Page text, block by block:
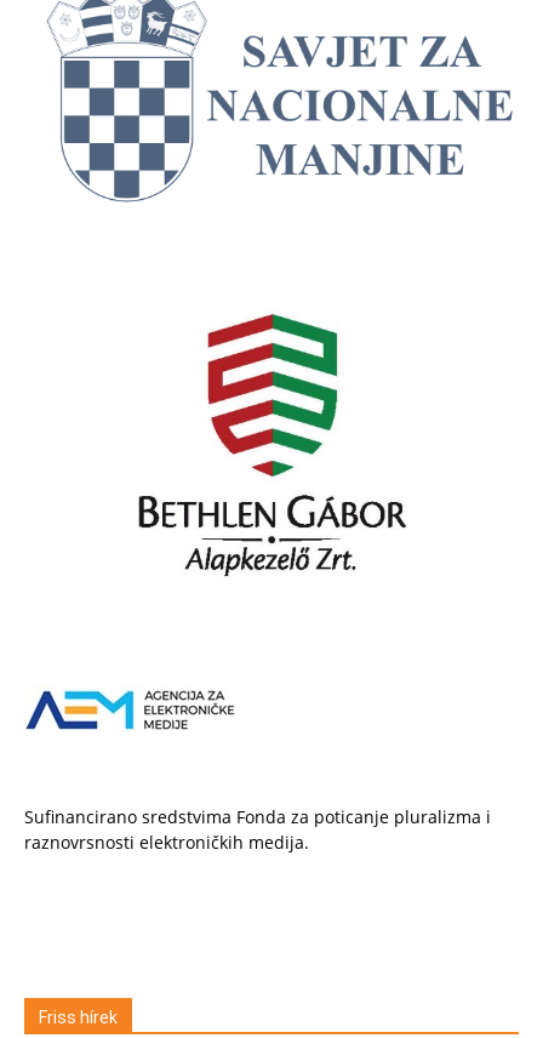
Sufinancirano sredstvima Fonda za poticanje pluralizma i
raznovrsnosti elektroničkih medija.
Friss hírek